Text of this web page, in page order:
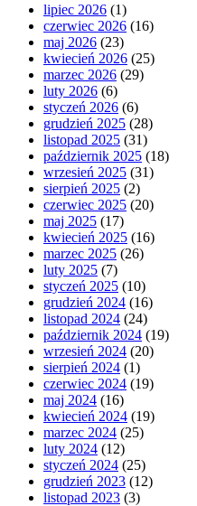
lipiec 2026 (1)
czerwiec 2026 (16)
maj 2026 (23)
kwiecień 2026 (25)
marzec 2026 (29)
luty 2026 (6)
styczeń 2026 (6)
grudzień 2025 (28)
listopad 2025 (31)
październik 2025 (18)
wrzesień 2025 (31)
sierpień 2025 (2)
czerwiec 2025 (20)
maj 2025 (17)
kwiecień 2025 (16)
marzec 2025 (26)
luty 2025 (7)
styczeń 2025 (10)
grudzień 2024 (16)
listopad 2024 (24)
październik 2024 (19)
wrzesień 2024 (20)
sierpień 2024 (1)
czerwiec 2024 (19)
maj 2024 (16)
kwiecień 2024 (19)
marzec 2024 (25)
luty 2024 (12)
styczeń 2024 (25)
grudzień 2023 (12)
listopad 2023 (3)